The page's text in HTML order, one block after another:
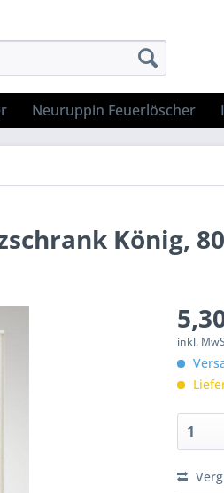
Neuruppin Feuerlöscher
König,
inkl.